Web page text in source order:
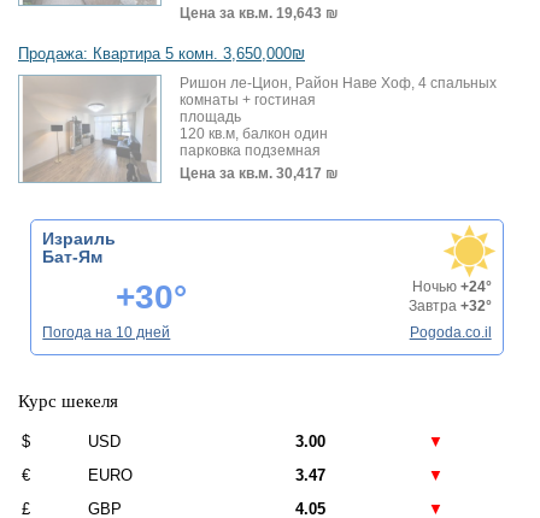
Цена за кв.м. 19,643 ₪
Продажа: Квартира 5 комн. 3,650,000₪
Ришон ле-Цион, Район Наве Хоф, 4 спальных
комнаты + гостиная
площадь
120 кв.м, балкон один
парковка подземная
Цена за кв.м. 30,417 ₪
Израиль
Бат-Ям
+30° Ночью +24°
Завтра +32°
Погода на 10 дней
Pogoda.co.il
Курс шекеля
$ USD 3.00
▼
€
EURO 3.47
▼
£
GBP 4.05 ▼